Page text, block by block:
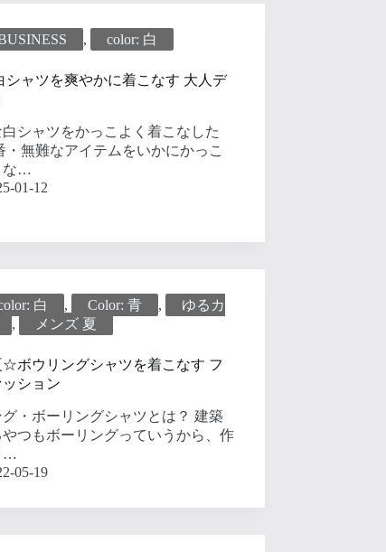
, color: 白
シャツを爽やかに着こなす 大人デ
シャツをかっこよく着こなした
・無難なアイテムをいかにかっこ
な…
01-12
白 , Color: 青 ,
ゆるカ
, メンズ 夏
☆ボウリングシャツを着こなす フ
ッション
・ボーリングシャツとは？ 建築
つもボーリングっていうから、作
…
05-19